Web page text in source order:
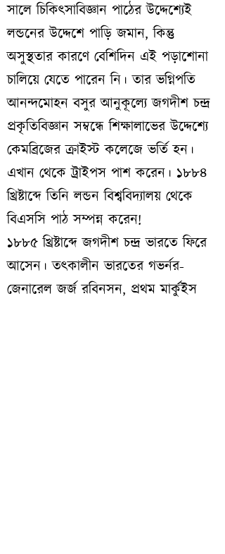
সালে চিকিৎসাবিজ্ঞান পাঠের উদ্দেশ্যেই
লন্ডনের উদ্দেশে পাড়ি জমান, কিন্তু
অসুস্থতার কারণে বেশিদিন এই পড়াশোনা
চালিয়ে যেতে পারেন নি। তার ভগ্নিপতি
আনন্দমোহন বসুর আনুকূল্যে জগদীশ চন্দ্র
প্রকৃতিবিজ্ঞান সম্বন্ধে শিক্ষালাভের উদ্দেশ্যে
কেমব্রিজের ক্রাইস্ট কলেজে ভর্তি হন।
এখান থেকে ট্রাইপস পাশ করেন। ১৮৮৪
খ্রিষ্টাব্দে তিনি লন্ডন বিশ্ববিদ্যালয় থেকে
বিএসসি পাঠ সম্পন্ন করেন!
১৮৮৫ খ্রিষ্টাব্দে জগদীশ চন্দ্র ভারতে ফিরে
আসেন। তৎকালীন ভারতের গভর্নর-
জেনারেল জর্জ রবিনসন, প্রথম মার্কুইস